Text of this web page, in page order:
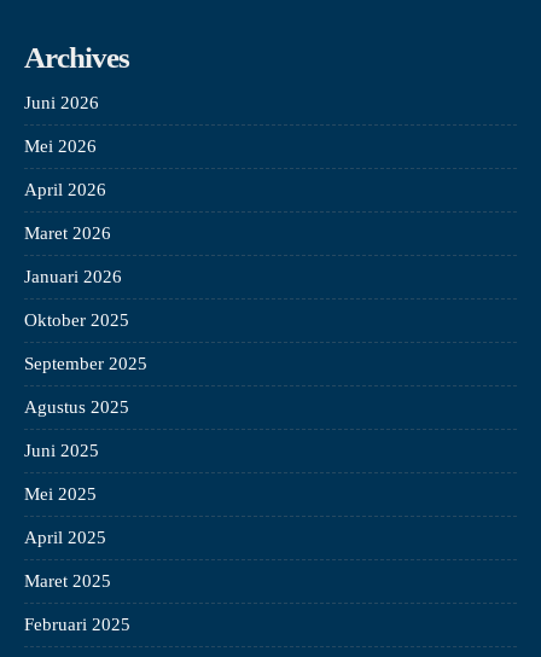
Archives
Juni 2026
Mei 2026
April 2026
Maret 2026
Januari 2026
Oktober 2025
September 2025
Agustus 2025
Juni 2025
Mei 2025
April 2025
Maret 2025
Februari 2025